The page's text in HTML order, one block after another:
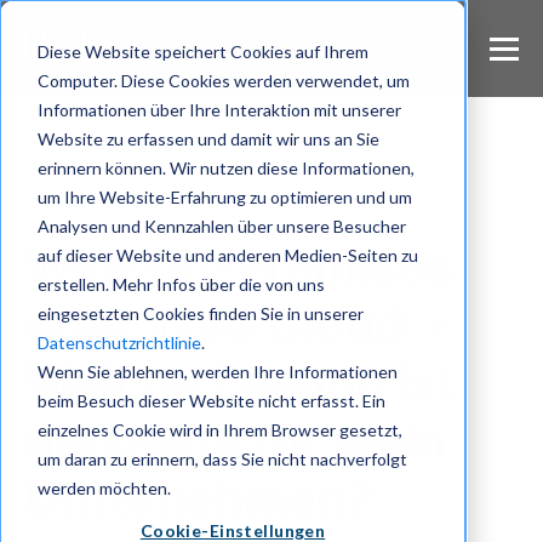
Diese Website speichert Cookies auf Ihrem
Computer. Diese Cookies werden verwendet, um
Informationen über Ihre Interaktion mit unserer
Website zu erfassen und damit wir uns an Sie
erinnern können. Wir nutzen diese Informationen,
um Ihre Website-Erfahrung zu optimieren und um
Analysen und Kennzahlen über unsere Besucher
auf dieser Website und anderen Medien-Seiten zu
erstellen. Mehr Infos über die von uns
eingesetzten Cookies finden Sie in unserer
Datenschutzrichtlinie.
Wenn Sie ablehnen, werden Ihre Informationen
beim Besuch dieser Website nicht erfasst. Ein
einzelnes Cookie wird in Ihrem Browser gesetzt,
um daran zu erinnern, dass Sie nicht nachverfolgt
werden möchten.
Cookie-Einstellungen
S
Publikationen
Wire On-Premises
oder Wire Cloud -
Welche Lösung ist
die beste für mein
Unternehmen?